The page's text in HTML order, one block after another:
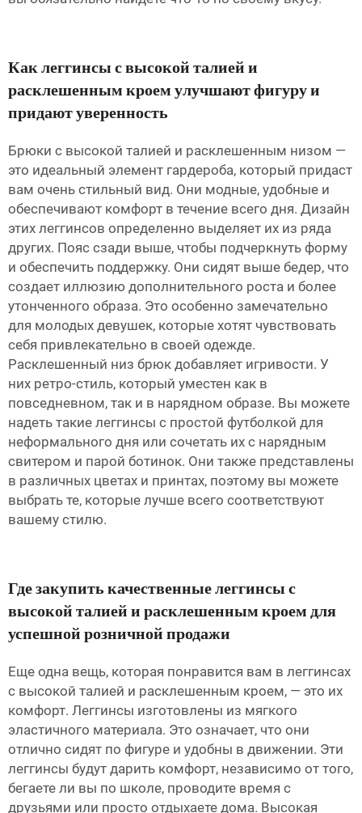
Как леггинсы с высокой талией и
расклешенным кроем улучшают фигуру и
придают уверенность
Брюки с высокой талией и расклешенным низом —
это идеальный элемент гардероба, который придаст
вам очень стильный вид. Они модные, удобные и
обеспечивают комфорт в течение всего дня. Дизайн
этих леггинсов определенно выделяет их из ряда
других. Пояс сзади выше, чтобы подчеркнуть форму
и обеспечить поддержку. Они сидят выше бедер, что
создает иллюзию дополнительного роста и более
утонченного образа. Это особенно замечательно
для молодых девушек, которые хотят чувствовать
себя привлекательно в своей одежде.
Расклешенный низ брюк добавляет игривости. У
них ретро-стиль, который уместен как в
повседневном, так и в нарядном образе. Вы можете
надеть такие леггинсы с простой футболкой для
неформального дня или сочетать их с нарядным
свитером и парой ботинок. Они также представлены
в различных цветах и принтах, поэтому вы можете
выбрать те, которые лучше всего соответствуют
вашему стилю.
Где закупить качественные леггинсы с
высокой талией и расклешенным кроем для
успешной розничной продажи
Еще одна вещь, которая понравится вам в леггинсах
с высокой талией и расклешенным кроем, — это их
комфорт. Леггинсы изготовлены из мягкого
эластичного материала. Это означает, что они
отлично сидят по фигуре и удобны в движении. Эти
леггинсы будут дарить комфорт, независимо от того,
бегаете ли вы по школе, проводите время с
друзьями или просто отдыхаете дома. Высокая